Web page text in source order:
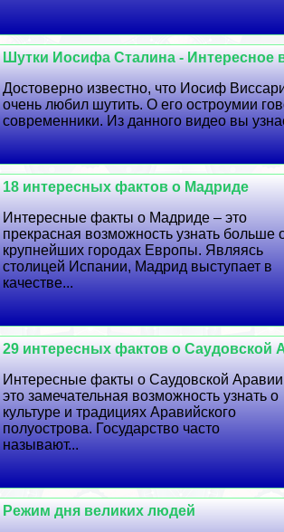
Шутки Иосифа Сталина - Интересное
Достоверно известно, что Иосиф
очень любил шутить. О его остроумии
современники. Из данного видео вы
18 интересных фактов о Мадриде
Интересные факты о Мадриде – это
прекрасная возможность узнать больше
крупнейших городах Европы. Являясь
столицей Испании, Мадрид выступает в
качестве...
29 интересных фактов о Саудовской
Интересные факты о Саудовской
это замечательная возможность узнать о
культуре и традициях Аравийского
полуострова. Государство часто
называют...
Режим дня великих людей